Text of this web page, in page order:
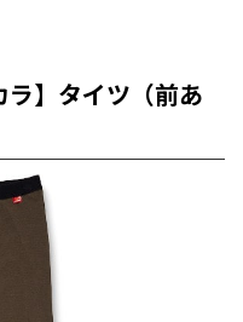
】タイツ（前あ